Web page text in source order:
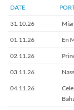
DATE
31.10.26
01.11.26 En
02.11.26
03.11.26
04.11.26